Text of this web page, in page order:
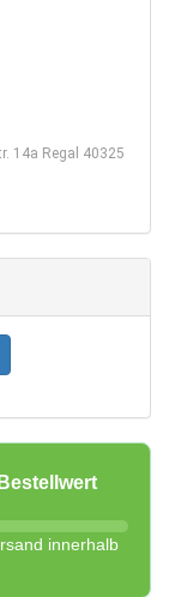
14a Regal 40325
innerhalb